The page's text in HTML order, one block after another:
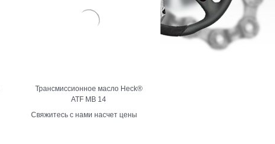
Трансмиссионное масло Heck®
ATF MB 14
Свяжитесь с нами насчет цены